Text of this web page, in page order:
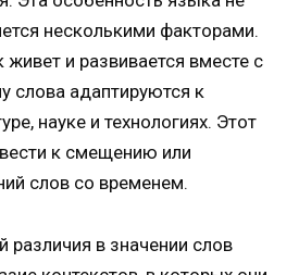
несколькими факторами.
и развивается вместе с
слова адаптируются к
науке и технологиях. Этот
к смещению или
слов со временем.
различия в значении слов